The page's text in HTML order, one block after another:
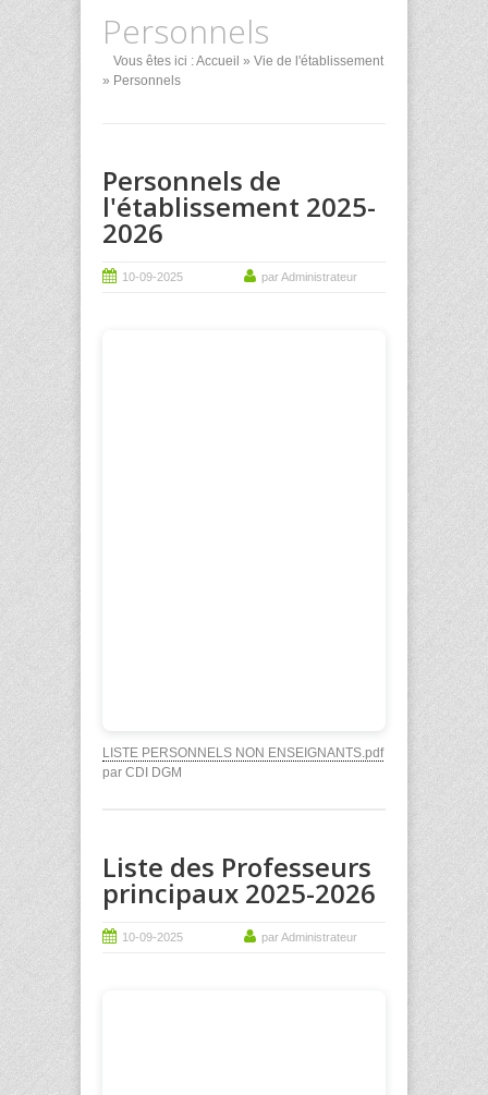
Personnels
Vous êtes ici :Accueil » Vie de l'établissement
» Personnels
Personnels de
l'établissement 2025-
2026
10-09-2025 par Administrateur
LISTE PERSONNELS NON ENSEIGNANTS.pdf
par CDI DGM
Liste des Professeurs
principaux 2025-2026
10-09-2025 par Administrateur